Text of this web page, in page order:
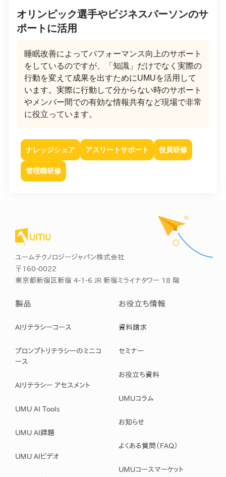
オリンピック選手やビジネスパーソンのサ
ポートに活用
睡眠改善によってパフォーマンス向上のサポート
をしているのですが、「知識」だけでなく実際の
行動を変えて成果を出すためにUMUを活用して
います。実際に行動して分からない時のサポート
やメンバー間での有効な情報共有など現場で非常
に役立っています。
ナレッジシェア アスリートサポート 役員研修
管理職研修
ユームテクノロジージャパン株式会社
〒160-0022
東京都新宿区新宿 4-1-6 JR 新宿ミライナタワー 18 階
製品
AIリテラシーコース
プロンプトリテラシーのミニコ
ース
AIリテラシー アセスメント
UMU AI Tools
UMU AI課題
UMU AIビデオ
お役立ち情報
資料請求
セミナー
お役立ち資料
UMUコラム
お知らせ
よくある質問（FAQ）
UMUコースマーケット